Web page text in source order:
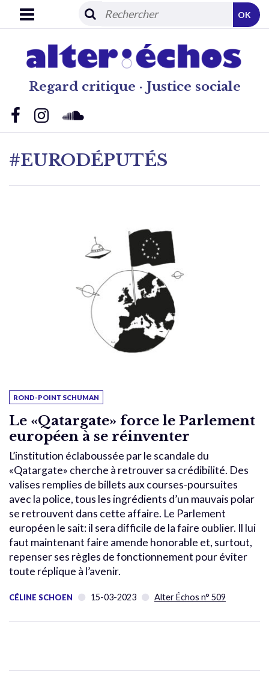
Regard critique · Justice sociale
OK
#EURODÉPUTÉS
ROND-POINT SCHUMAN
Le «Qatargate» force le Parlement
européen à se réinventer
L’institution éclaboussée par le scandale du
«Qatargate» cherche à retrouver sa crédibilité. Des
valises remplies de billets aux courses-poursuites
avec la police, tous les ingrédients d’un mauvais polar
se retrouvent dans cette affaire. Le Parlement
européen le sait: il sera difficile de la faire oublier. Il lui
faut maintenant faire amende honorable et, surtout,
repenser ses règles de fonctionnement pour éviter
toute réplique à l’avenir.
CÉLINE SCHOEN 15-03-2023 Alter Échos n° 509